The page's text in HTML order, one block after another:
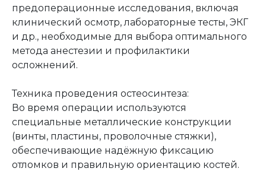
предоперационные исследования, включая
клинический осмотр, лабораторные тесты, ЭКГ
и др., необходимые для выбора оптимального
метода анестезии и профилактики
осложнений.
Техника проведения остеосинтеза:
Во время операции используются
специальные металлические конструкции
(винты, пластины, проволочные стяжки),
обеспечивающие надёжную фиксацию
отломков и правильную ориентацию костей.